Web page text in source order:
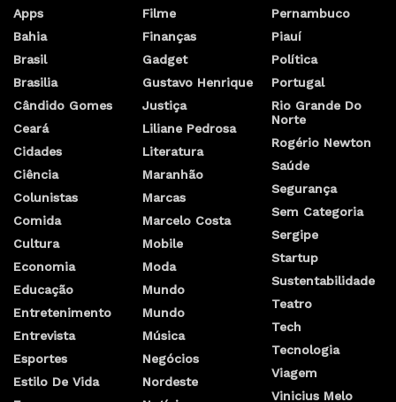
Apps
Bahia
Brasil
Brasilia
Cândido Gomes
Ceará
Cidades
Ciência
Colunistas
Comida
Cultura
Economia
Educação
Entretenimento
Entrevista
Esportes
Estilo De Vida
Filme
Finanças
Gadget
Gustavo Henrique
Justiça
Liliane Pedrosa
Literatura
Maranhão
Marcas
Marcelo Costa
Mobile
Moda
Mundo
Mundo
Música
Negócios
Nordeste
Pernambuco
Piauí
Política
Portugal
Rio Grande Do
Norte
Rogério Newton
Saúde
Segurança
Sem Categoria
Sergipe
Startup
Sustentabilidade
Teatro
Tech
Tecnologia
Viagem
Vinicius Melo